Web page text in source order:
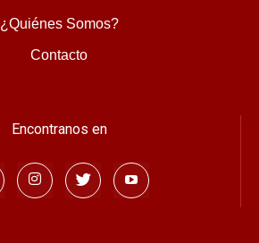
¿Quiénes Somos?
Contacto
Encontranos en